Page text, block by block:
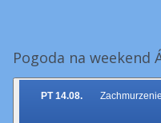
Pogoda na weekend
PT 14.08.